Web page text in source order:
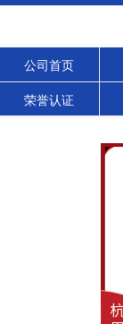
公司首页
荣誉认证